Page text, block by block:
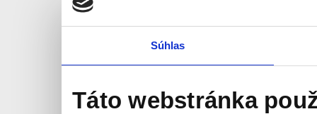
Súhlas
Táto webstránka